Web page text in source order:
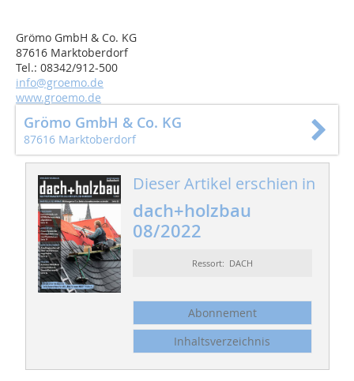
Grömo GmbH & Co. KG
87616 Marktoberdorf
Tel.: 08342/912-500
info@groemo.de
www.groemo.de
Grömo GmbH & Co. KG
87616 Marktoberdorf
Dieser Artikel erschien in
dach+holzbau
08/2022
Ressort: DACH
Abonnement
Inhaltsverzeichnis